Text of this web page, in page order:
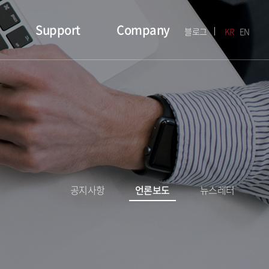
Support Company 블로그 KR EN
공지사항 언론보도 뉴스레터